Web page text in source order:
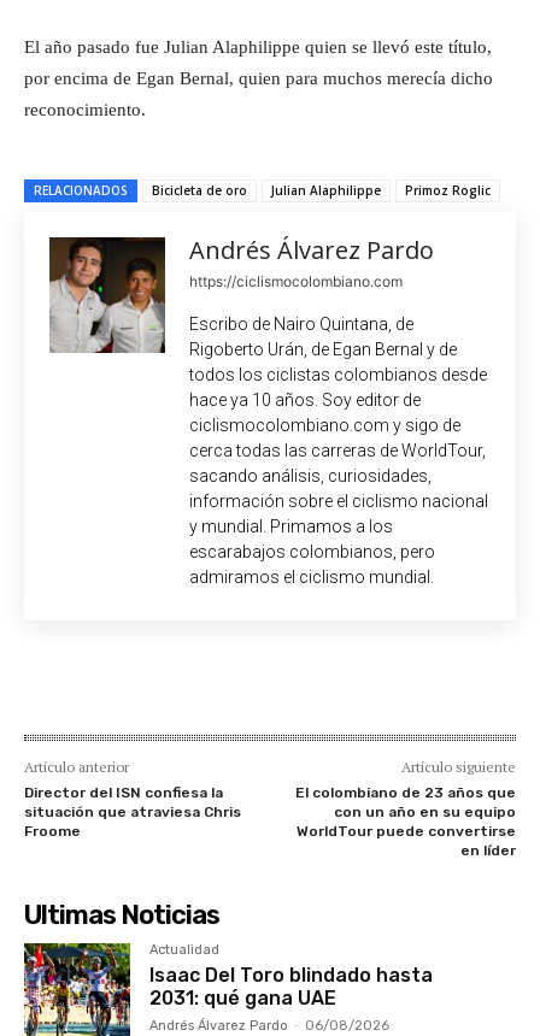
El año pasado fue Julian Alaphilippe quien se llevó este título,
por encima de Egan Bernal, quien para muchos merecía dicho
reconocimiento.
RELACIONADOS Bicicleta de oro Julian Alaphilippe Primoz Roglic
Andrés Álvarez Pardo
https://ciclismocolombiano.com
Escribo de Nairo Quintana, de
Rigoberto Urán, de Egan Bernal y de
todos los ciclistas colombianos desde
hace ya 10 años. Soy editor de
ciclismocolombiano.com y sigo de
cerca todas las carreras de WorldTour,
sacando análisis, curiosidades,
información sobre el ciclismo nacional
y mundial. Primamos a los
escarabajos colombianos, pero
admiramos el ciclismo mundial.
Artículo anterior
Director del ISN confiesa la
situación que atraviesa Chris
Froome
Artículo siguiente
El colombiano de 23 años que
con un año en su equipo
WorldTour puede convertirse
en líder
Ultimas Noticias
Actualidad
Isaac Del Toro blindado hasta
2031: qué gana UAE
Andrés Álvarez Pardo - 06/08/2026